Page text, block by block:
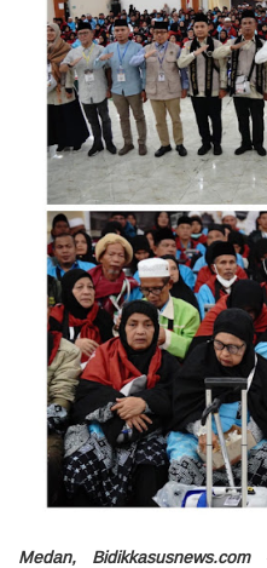
Medan, Bidikkasusnews.com-